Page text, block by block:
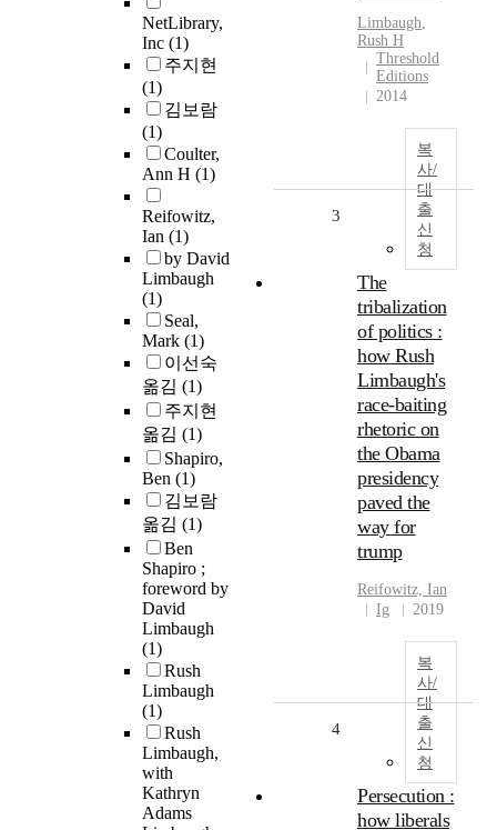
NetLibrary,
Inc (1)
주지현
(1)
김보람
(1)
Coulter,
Ann H (1)
Reifowitz,
Ian (1)
by David
Limbaugh
(1)
Seal,
Mark (1)
이선숙
옮김 (1)
주지현
옮김 (1)
Shapiro,
Ben (1)
김보람
옮김 (1)
Ben
Shapiro ;
foreword by
David
Limbaugh
(1)
Rush
Limbaugh
(1)
Rush
Limbaugh,
with
Kathryn
Adams
Limbaugh,
Rush H
Threshold
Editions
2014
복
사/
대
출
신
청
3
The
tribalization
of politics :
how Rush
Limbaugh's
race-baiting
rhetoric on
the Obama
presidency
paved the
way for
trump
Reifowitz, Ian
Ig
2019
복
사/
대
출
신
청
4
Persecution :
how liberals